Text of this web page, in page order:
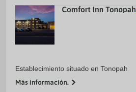
Comfort Inn Tonopah
Establecimiento situado en Tonopah
Más información.